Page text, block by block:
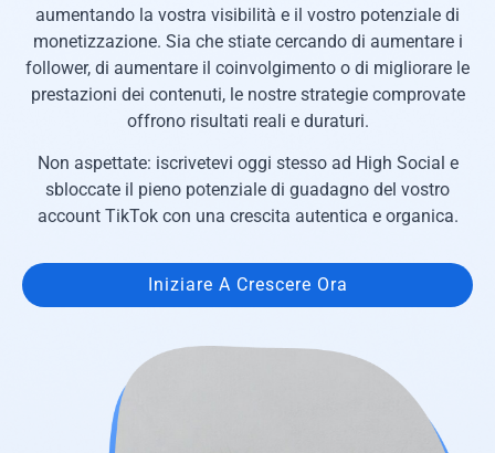
aumentando la vostra visibilità e il vostro potenziale di
monetizzazione. Sia che stiate cercando di aumentare i
follower, di aumentare il coinvolgimento o di migliorare le
prestazioni dei contenuti, le nostre strategie comprovate
offrono risultati reali e duraturi.
Non aspettate: iscrivetevi oggi stesso ad High Social e
sbloccate il pieno potenziale di guadagno del vostro
account TikTok con una crescita autentica e organica.
Iniziare A Crescere Ora